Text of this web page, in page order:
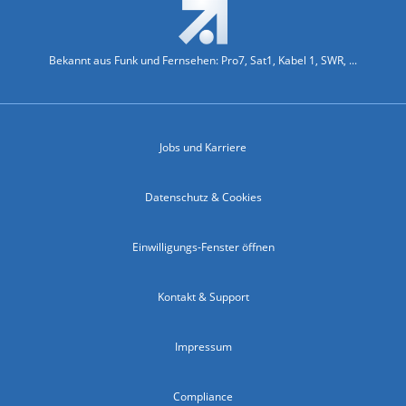
Bekannt aus Funk und Fernsehen: Pro7, Sat1, Kabel 1, SWR, ...
Jobs und Karriere
Datenschutz & Cookies
Einwilligungs-Fenster öffnen
Kontakt & Support
Impressum
Compliance